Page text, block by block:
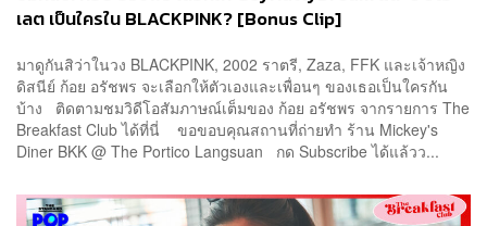
เลต เป็นใครใน BLACKPINK? [Bonus Clip]
มาดูกันสิว่าในวง BLACKPINK, 2002 ราตรี, Zaza, FFK และเจ้าหญิง
ดิสนีย์ ก้อย อรัชพร จะเลือกให้ตัวเองและเพื่อนๆ ของเธอเป็นใครกัน
บ้าง ติดตามชมวิดีโอสัมภาษณ์เต็มของ ก้อย อรัชพร จากรายการ The
Breakfast Club ได้ที่นี่ ​ ขอขอบคุณสถานที่ถ่ายทำ ร้าน Mickey's
Diner BKK @ The Portico Langsuan กด Subscribe ได้แล้วว...